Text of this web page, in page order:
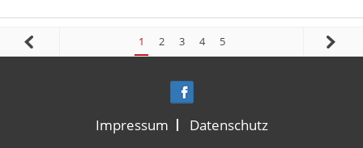
1 2 3 4 5
Impressum Datenschutz